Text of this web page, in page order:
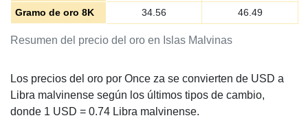
Resumen del precio del oro en Islas Malvinas
Gramo de oro 8K
34.56 46.49
Los precios del oro por Once za se convierten de USD a
Libra malvinense según los últimos tipos de cambio,
donde 1 USD = 0.74 Libra malvinense.